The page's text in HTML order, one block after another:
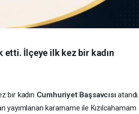
etti. İlçeye ilk kez bir kadın
bir kadın Cumhuriyet Başsavcısıatandı.
yayımlanan kararname ile Kızılcahamam